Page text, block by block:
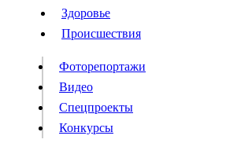
Происшествия
Видео
Конкурсы
Здоровье
Происшествия
Фоторепортажи
Видео
Спецпроекты
Конкурсы